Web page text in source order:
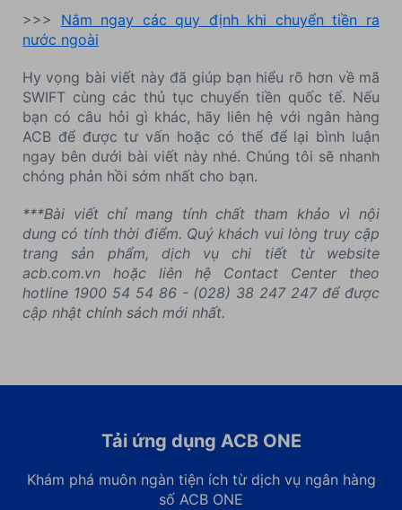
>>> Nắm ngay các quy định khi chuyển tiền ra
nước ngoài
Hy vọng bài viết này đã giúp bạn hiểu rõ hơn về mã
SWIFT cùng các thủ tục chuyển tiền quốc tế. Nếu
bạn có câu hỏi gì khác, hãy liên hệ với ngân hàng
ACB để được tư vấn hoặc có thể để lại bình luận
ngay bên dưới bài viết này nhé. Chúng tôi sẽ nhanh
chóng phản hồi sớm nhất cho bạn.
***Bài viết chỉ mang tính chất tham khảo vì nội
dung có tính thời điểm. Quý khách vui lòng truy cập
trang sản phẩm, dịch vụ chi tiết từ website
acb.com.vn hoặc liên hệ Contact Center theo
hotline 1900 54 54 86 - (028) 38 247 247 để được
cập nhật chính sách mới nhất.
Tải ứng dụng ACB ONE
Khám phá muôn ngàn tiện ích từ dịch vụ ngân hàng
số ACB ONE